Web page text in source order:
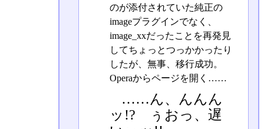
のが添付されていた純正の
imageプラグインでなく、
image_xxだったことを再発見
してちょっとつっかかったり
したが、無事、移行成功。
Operaからページを開く……
……ん、んんん
ッ!? ぅおっ、遅